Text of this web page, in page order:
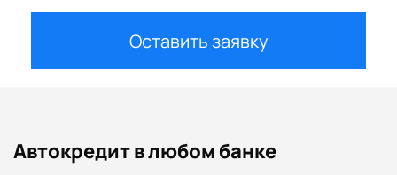
Оставить заявку
Автокредит в любом банке